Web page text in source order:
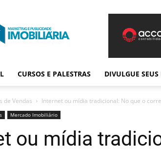
Publicidade
Imobiliária
CURSOS E PALESTRAS DIVULGUE
de Vendas Internet ou mídia tradicional: No que o
Mercado Imobiliário
ou mídia